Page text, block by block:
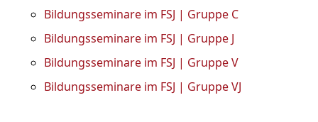
Bildungsseminare im FSJ | Gruppe C
Bildungsseminare im FSJ | Gruppe J
Bildungsseminare im FSJ | Gruppe V
Bildungsseminare im FSJ | Gruppe VJ